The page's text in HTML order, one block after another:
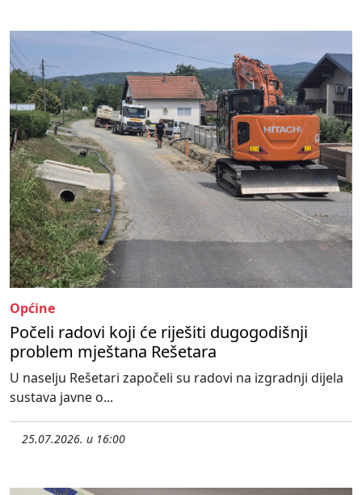
Općine
Počeli radovi koji će riješiti dugogodišnji
problem mještana Rešetara
U naselju Rešetari započeli su radovi na izgradnji dijela
sustava javne o...
25.07.2026. u 16:00